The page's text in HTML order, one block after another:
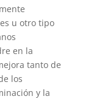
u otro tipo
en la
tanto de
los
y la